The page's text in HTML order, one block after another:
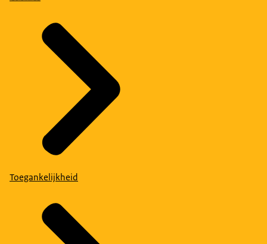
Toegankelijkheid